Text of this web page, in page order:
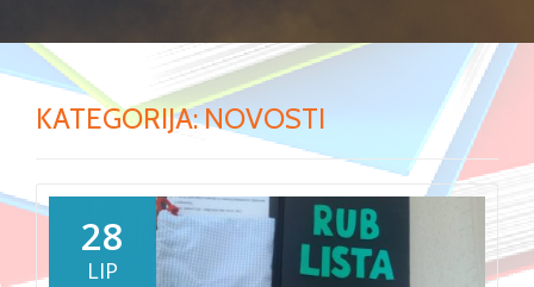
KATEGORIJA:NOVOSTI
28
LIP